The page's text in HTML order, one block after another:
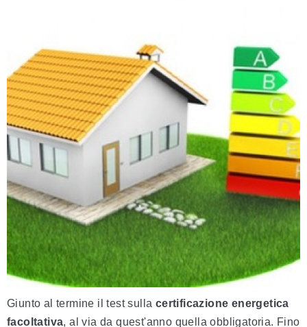
Giunto al termine il test sulla certificazione energetica
facoltativa, al via da quest'anno quella obbligatoria. Fino